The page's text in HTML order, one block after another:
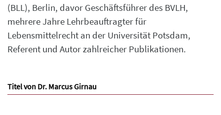
(BLL), Berlin, davor Geschäftsführer des BVLH,
mehrere Jahre Lehrbeauftragter für
Lebensmittelrecht an der Universität Potsdam,
Referent und Autor zahlreicher Publikationen.
Titel von Dr. Marcus Girnau